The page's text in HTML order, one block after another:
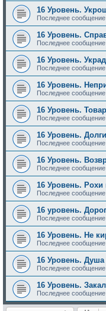
16 Уровень.
Последнее сообщение
16 Уровень.
Последнее сообщение
16 Уровень.
Последнее сообщение
16 Уровень.
Последнее сообщение
16 Уровень.
Последнее сообщение
16 Уровень.
Последнее сообщение
16 Уровень.
Последнее сообщение
16 Уровень. Рохи
Последнее сообщение
16 уровень.
Последнее сообщение
16 Уровень. Не
Последнее сообщение
16 Уровень. Душа
Последнее сообщение
16 Уровень.
Последнее сообщение